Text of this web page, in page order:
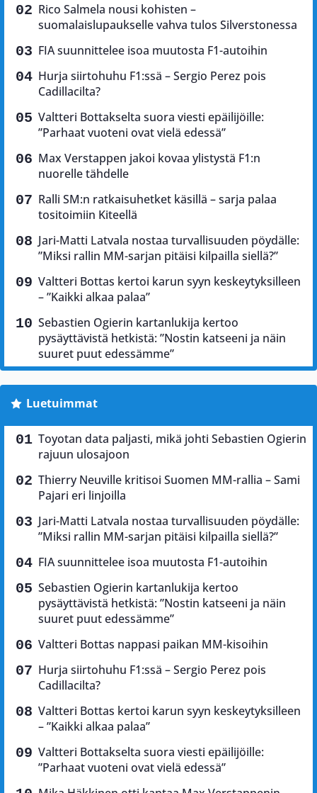
Rico Salmela nousi kohisten –
suomalaislupaukselle vahva tulos Silverstonessa
FIA suunnittelee isoa muutosta F1-autoihin
Hurja siirtohuhu F1:ssä – Sergio Perez pois
Cadillacilta?
Valtteri Bottakselta suora viesti epäilijöille:
”Parhaat vuoteni ovat vielä edessä”
Max Verstappen jakoi kovaa ylistystä F1:n
nuorelle tähdelle
Ralli SM:n ratkaisuhetket käsillä – sarja palaa
tositoimiin Kiteellä
Jari-Matti Latvala nostaa turvallisuuden pöydälle:
”Miksi rallin MM-sarjan pitäisi kilpailla siellä?”
Valtteri Bottas kertoi karun syyn keskeytyksilleen
– ”Kaikki alkaa palaa”
Sebastien Ogierin kartanlukija kertoo
pysäyttävistä hetkistä: ”Nostin katseeni ja näin
suuret puut edessämme”
Luetuimmat
Toyotan data paljasti, mikä johti Sebastien Ogierin
rajuun ulosajoon
Thierry Neuville kritisoi Suomen MM-rallia – Sami
Pajari eri linjoilla
Jari-Matti Latvala nostaa turvallisuuden pöydälle:
”Miksi rallin MM-sarjan pitäisi kilpailla siellä?”
FIA suunnittelee isoa muutosta F1-autoihin
Sebastien Ogierin kartanlukija kertoo
pysäyttävistä hetkistä: ”Nostin katseeni ja näin
suuret puut edessämme”
Valtteri Bottas nappasi paikan MM-kisoihin
Hurja siirtohuhu F1:ssä – Sergio Perez pois
Cadillacilta?
Valtteri Bottas kertoi karun syyn keskeytyksilleen
– ”Kaikki alkaa palaa”
Valtteri Bottakselta suora viesti epäilijöille:
”Parhaat vuoteni ovat vielä edessä”